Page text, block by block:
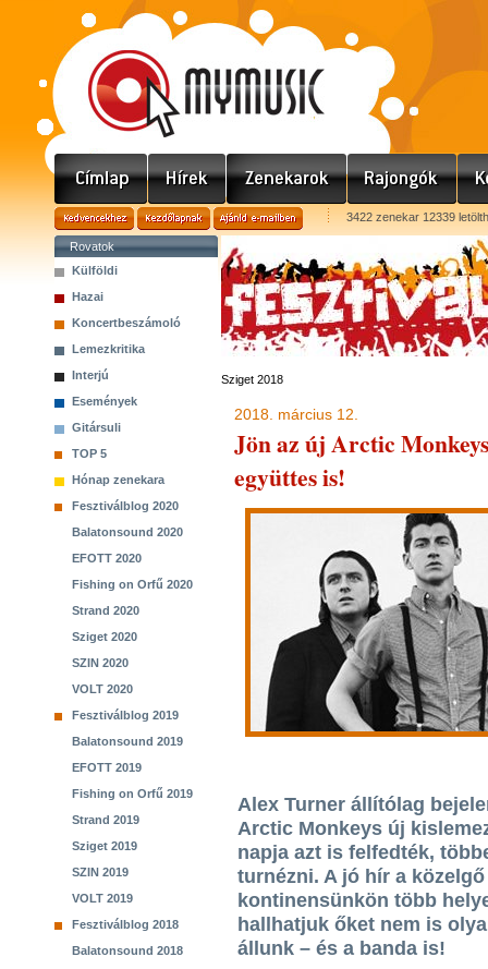
3422 zenekar 12339
Rovatok
Külföldi
Hazai
Koncertbeszámoló
Lemezkritika
Interjú
Események
Gitársuli
TOP 5
Hónap zenekara
Fesztiválblog 2020
Balatonsound 2020
EFOTT 2020
Fishing on Orfű 2020
Strand 2020
Sziget 2020
SZIN 2020
VOLT 2020
Fesztiválblog 2019
Balatonsound 2019
EFOTT 2019
Fishing on Orfű 2019
Strand 2019
Sziget 2019
SZIN 2019
VOLT 2019
Fesztiválblog 2018
Balatonsound 2018
Sziget 2018
2018. március 12.
Jön az új Arctic
együttes is!
Alex Turner állítólag
Arctic Monkeys új
napja azt is felfedték,
turnézni. A jó hír a
kontinensünkön több
hallhatjuk őket nem is
állunk – és a banda is!